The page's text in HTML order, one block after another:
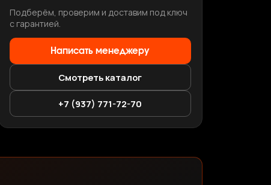
Подберём, проверим и доставим под ключ
с гарантией.
Написать менеджеру
Смотреть каталог
+7 (937) 771-72-70